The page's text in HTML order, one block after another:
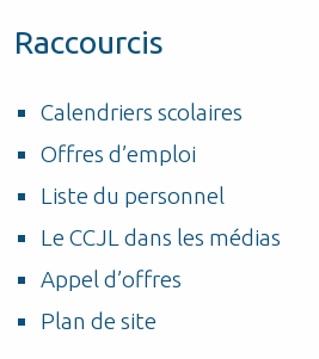
Raccourcis
Calendriers scolaires
Offres d’emploi
Liste du personnel
Le CCJL dans les médias
Appel d’offres
Plan de site